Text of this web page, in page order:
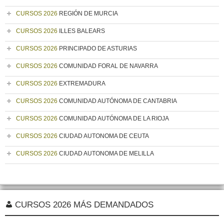
CURSOS 2026 REGIÓN DE MURCIA
CURSOS 2026 ILLES BALEARS
CURSOS 2026 PRINCIPADO DE ASTURIAS
CURSOS 2026 COMUNIDAD FORAL DE NAVARRA
CURSOS 2026 EXTREMADURA
CURSOS 2026 COMUNIDAD AUTÓNOMA DE CANTABRIA
CURSOS 2026 COMUNIDAD AUTÓNOMA DE LA RIOJA
CURSOS 2026 CIUDAD AUTONOMA DE CEUTA
CURSOS 2026 CIUDAD AUTONOMA DE MELILLA
CURSOS 2026 MÁS DEMANDADOS